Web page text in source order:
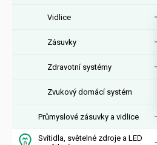
Vidlice
Zásuvky
Zdravotní systémy
Zvukový domácí systém
Průmyslové zásuvky a vidlice
Svítidla, světelné zdroje a LED